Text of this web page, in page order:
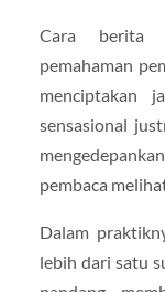
Cara berita
pemahaman
menciptakan
sensasional
pembaca
Dalam
lebih dari satu